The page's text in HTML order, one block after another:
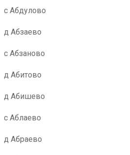
с Абдулово
д Абзаево
с Абзаново
д Абитово
д Абишево
с Аблаево
д Абраево